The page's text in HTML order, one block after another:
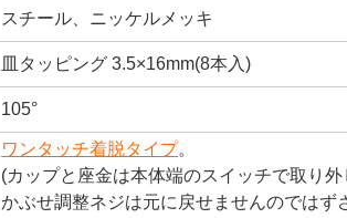
スチール、ニッケルメッキ
皿タッピング 3.5×16mm(8本入)
105°
ワンタッチ着脱タイプ。
(カップと座金は本体端のスイッチで取り
かぶせ調整ネジは元に戻せませんのではず